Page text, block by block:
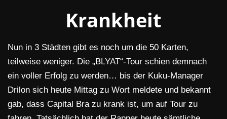
Krankheit
Nun in 3 Städten gibt es noch um die 50 Karten,
teilweise weniger. Die „BLYAT“-Tour schien demnach
ein voller Erfolg zu werden… bis der Kuku-Manager
Drilon sich heute Mittag zu Wort meldete und bekannt
gab, dass Capital Bra zu krank ist, um auf Tour zu